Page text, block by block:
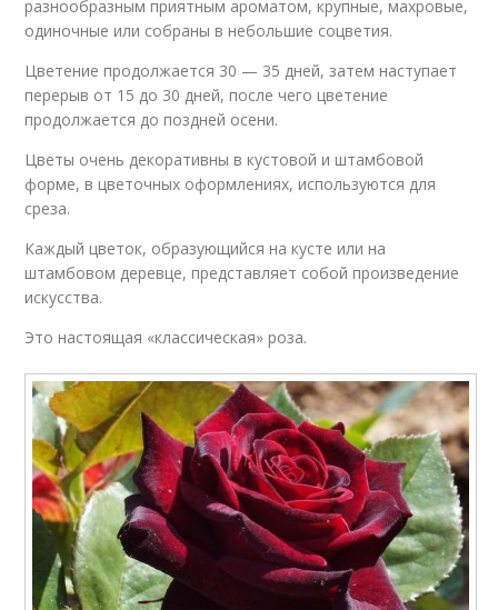
разнообразным приятным ароматом, крупные, махровые,
одиночные или собраны в небольшие соцветия.
Цветение продолжается 30 — 35 дней, затем наступает
перерыв от 15 до 30 дней, после чего цветение
продолжается до поздней осени.
Цветы очень декоративны в кустовой и штамбовой
форме, в цветочных оформлениях, используются для
среза.
Каждый цветок, образующийся на кусте или на
штамбовом деревце, представляет собой произведение
искусства.
Это настоящая «классическая» роза.